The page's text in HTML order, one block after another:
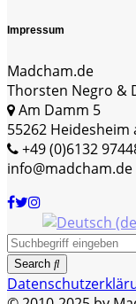
Impressum
Madcham.de
Thorsten Negro &
Am Damm 5
55262 Heidesheim
+49 (0)6132
info@madcham.de
Search